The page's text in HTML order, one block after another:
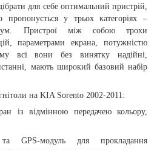
для себе оптимальний пристрій,
пропонується у трьох категоріях –
Пристрої між собою трохи
параметрами екрана, потужністю
всі вони без винятку надійні,
мають широкий базовий набір
на KIA Sorento 2002-2011:
із відмінною передачею кольору,
та GPS-модуль для прокладання